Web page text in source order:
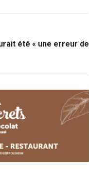
été « une erreur de